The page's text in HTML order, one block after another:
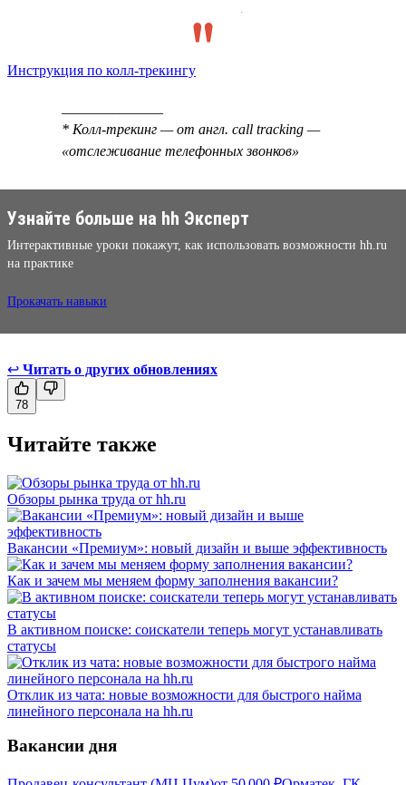
.
Инструкция по колл-трекингу
* Колл-трекинг — от англ. call tracking —
«отслеживание телефонных звонков»
Узнайте больше на hh Эксперт
Интерактивные уроки покажут, как использовать возможности hh.ru
на практике
Прокачать навыки
↩ Читать о других обновлениях
78
Читайте также
Обзоры рынка труда от hh.ru
Вакансии «Премиум»: новый дизайн и выше эффективность
Как и зачем мы меняем форму заполнения вакансии?
В активном поиске: соискатели теперь могут устанавливать
статусы
Отклик из чата: новые возможности для быстрого найма
линейного персонала на hh.ru
Вакансии дня